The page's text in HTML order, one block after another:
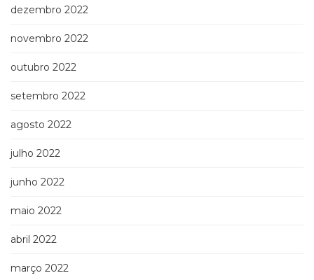
dezembro 2022
novembro 2022
outubro 2022
setembro 2022
agosto 2022
julho 2022
junho 2022
maio 2022
abril 2022
março 2022